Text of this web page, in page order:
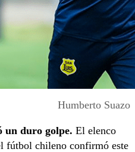
Humberto Suazo
un duro golpe. El elenco
fútbol chileno confirmó este